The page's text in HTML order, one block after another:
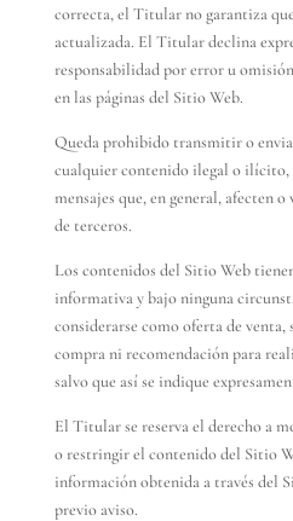
correcta, el Titular no garantiza
actualizada. El Titular declina
responsabilidad por error u
en las páginas del Sitio Web.
Queda prohibido transmitir o
cualquier contenido ilegal o
mensajes que, en general, afecten
de terceros.
Los contenidos del Sitio Web
informativa y bajo ninguna
considerarse como oferta de
compra ni recomendación para
salvo que así se indique
El Titular se reserva el derecho a
o restringir el contenido del Sitio
información obtenida a través del
previo aviso.